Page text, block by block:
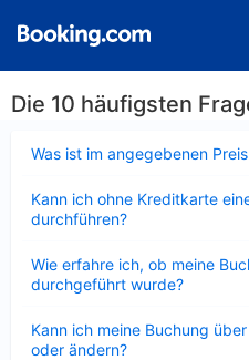
Die 10 häufigsten
Was ist im angegebenen
Kann ich ohne Kreditkarte
durchführen?
Wie erfahre ich, ob meine
durchgeführt wurde?
Kann ich meine Buchung
oder ändern?